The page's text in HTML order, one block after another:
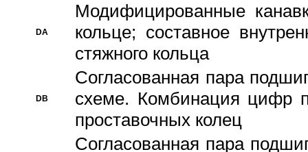
DA
Модифицированные
кольце; составное
стяжного кольца
DB
Согласованная пара
схеме. Комбинация цифр
проставочных колец
Согласованная пара